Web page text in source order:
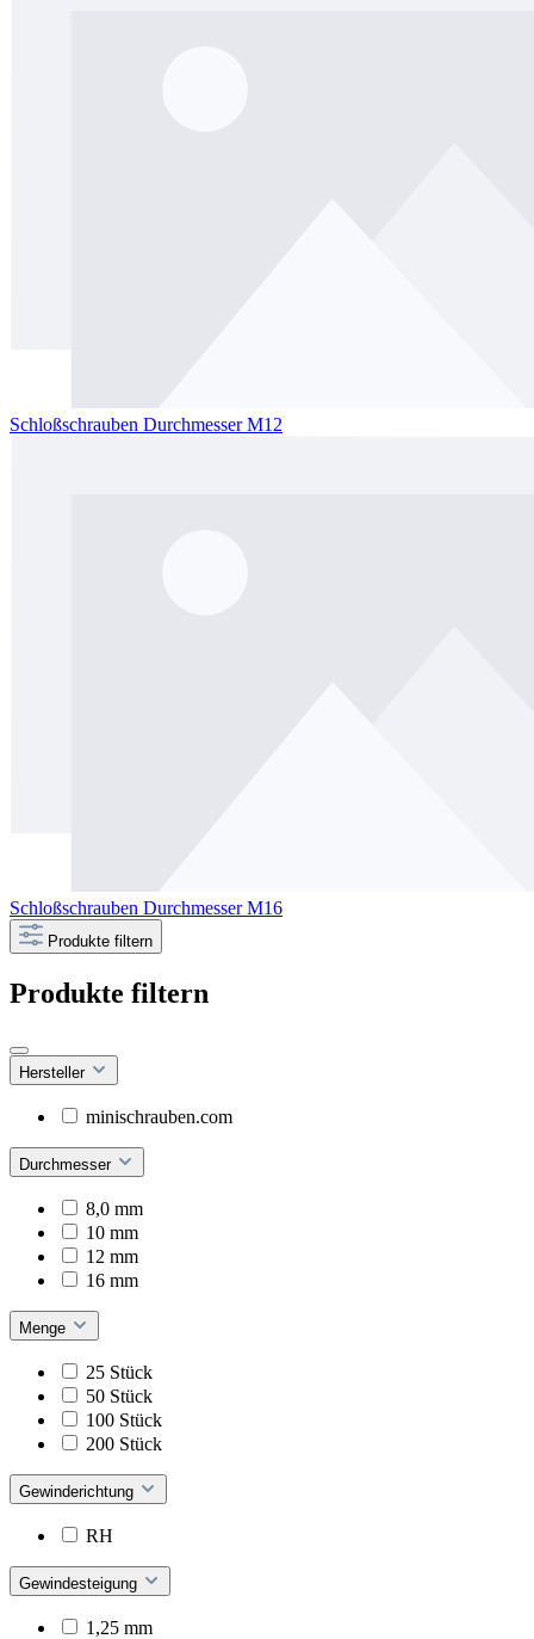
Schloßschrauben Durchmesser M12
Schloßschrauben Durchmesser M16
Produkte filtern
Produkte filtern
Hersteller
minischrauben.com
Durchmesser
8,0 mm
10 mm
12 mm
16 mm
Menge
25 Stück
50 Stück
100 Stück
200 Stück
Gewinderichtung
RH
Gewindesteigung
1,25 mm